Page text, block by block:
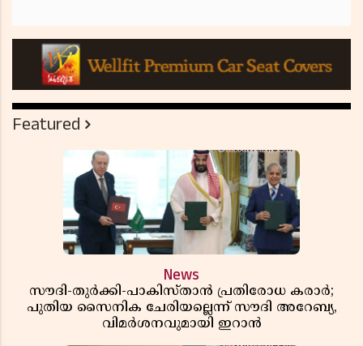
Featured
News
സൗദി-തുർക്കി-പാകിസ്താൻ പ്രതിരോധ കരാർ;
പുതിയ സൈനിക ചേരിയല്ലെന്ന് സൗദി അറേബ്യ,
വിമർശനവുമായി ഇറാൻ